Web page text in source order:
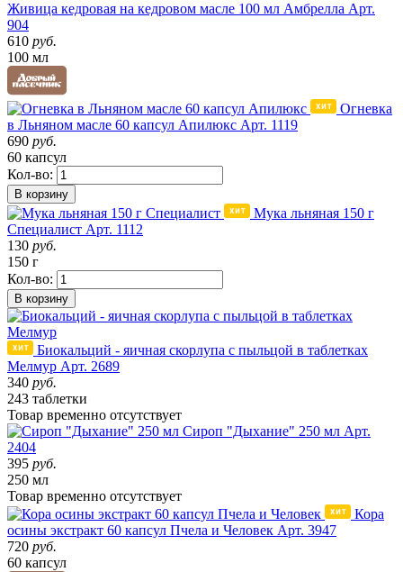
Живица кедровая на кедровом масле 100 мл Амбрелла Арт.
904
610 руб.
100 мл
Огневка
в Льняном масле 60 капсул Апилюкс Арт. 1119
690 руб.
60 капсул
Кол-во:
В корзину
Мука льняная 150 г
Специалист Арт. 1112
130 руб.
150 г
Кол-во:
В корзину
Биокальций - яичная скорлупа с пыльцой в таблетках
Мелмур Арт. 2689
340 руб.
243 таблетки
Товар временно отсутствует
Сироп "Дыхание" 250 мл Арт.
2404
395 руб.
250 мл
Товар временно отсутствует
Кора
осины экстракт 60 капсул Пчела и Человек Арт. 3947
720 руб.
60 капсул